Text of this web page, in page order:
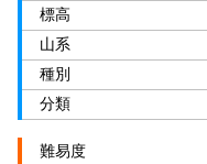
標高
山系
種別
分類
難易度